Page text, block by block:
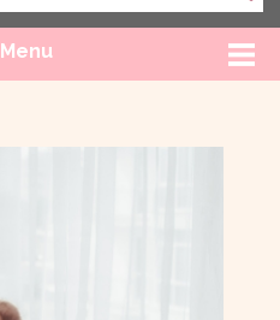
Menu